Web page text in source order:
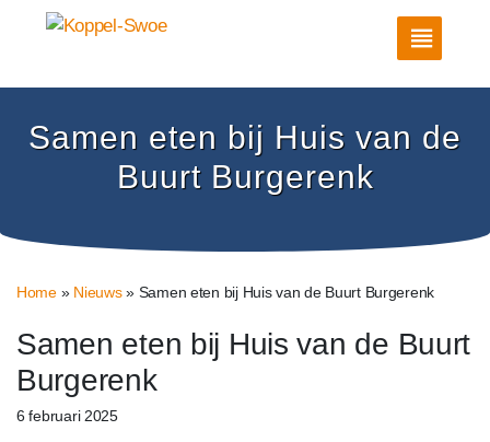
Samen eten bij Huis van de
Buurt Burgerenk
Home» Nieuws» Samen eten bij Huis van de Buurt Burgerenk
Samen eten bij Huis van de Buurt
Burgerenk
6 februari 2025